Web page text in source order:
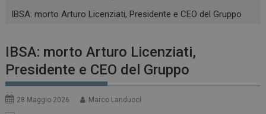
IBSA: morto Arturo Licenziati, Presidente e CEO del Gruppo
IBSA: morto Arturo Licenziati,
Presidente e CEO del Gruppo
28 Maggio 2026 Marco Landucci